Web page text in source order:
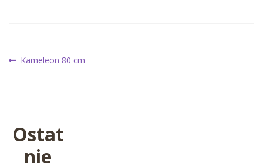
Nawigacja
Poprzedni
Kameleon 80 cm
Ostat
nie